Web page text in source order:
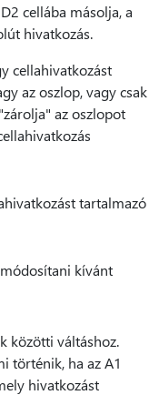
cellába másolja, a
hivatkozás.
cellahivatkozást
az oszlop, vagy csak
az oszlopot
tartalmazó
kívánt
közötti váltáshoz.
történik, ha az A1
hivatkozást